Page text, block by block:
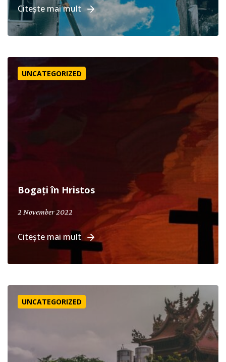
Citește mai mult
Bogați în Hristos
UNCATEGORIZED
2 November 2022
Citește mai mult
UNCATEGORIZED